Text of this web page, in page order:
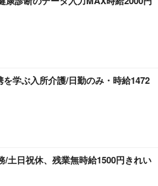
学ぶ入所介護/日勤のみ・時給1472
/土日祝休、残業無時給1500円きれい